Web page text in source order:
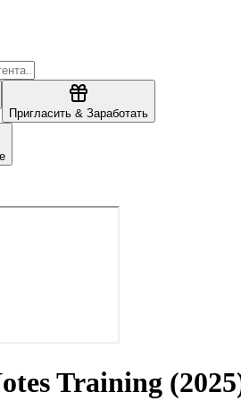
Пригласить & Заработать
Training